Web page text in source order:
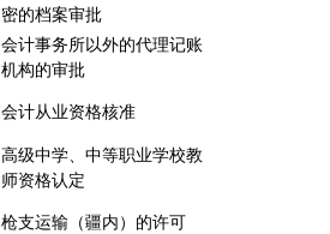
密的档案审批
会计事务所以外的代理记账
机构的审批
会计从业资格核准
高级中学、中等职业学校教
师资格认定
枪支运输（疆内）的许可